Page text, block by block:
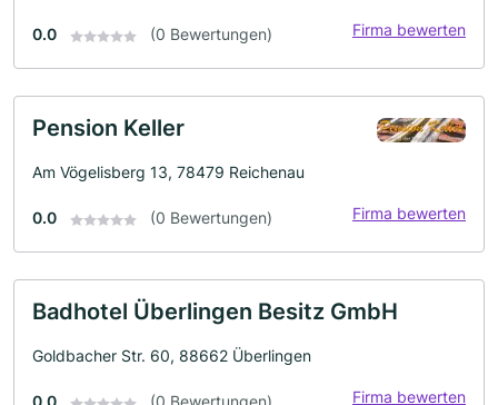
0.0 (0 Bewertungen) Firma bewerten
Pension Keller
Am Vögelisberg 13, 78479 Reichenau
0.0 (0 Bewertungen) Firma bewerten
Badhotel Überlingen Besitz GmbH
Goldbacher Str. 60, 88662 Überlingen
Firma bewerten